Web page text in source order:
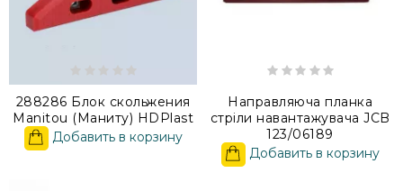
288286 Блок скольжения
Manitou (Маниту) HDPlast
Добавить в корзину
Направляюча планка
стріли навантажувача JCB
123/06189
Добавить в корзину